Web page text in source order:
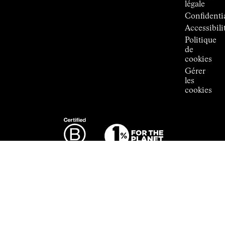
légale
Politique
de
cookies
Gérer
les
cookies